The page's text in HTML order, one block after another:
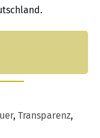
, Transparenz,